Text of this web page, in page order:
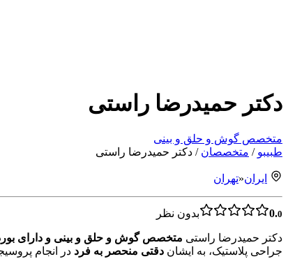
دکتر حمیدرضا راستی
متخصص گوش و حلق و بینی
طبیبو / متخصصان / دکتر حمیدرضا راستی
ایران«تهران
0.0 بدون نظر
دکتر حمیدرضا راستی متخصص گوش و حلق و بینی و دارای
جراحی پلاستیک، به ایشان دقتی منحصر به فرد در انجام